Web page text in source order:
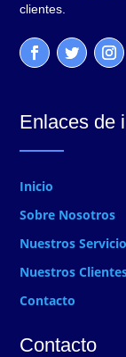
clientes.
Enlaces de
Inicio
Sobre Nosotros
Nuestros
Nuestros
Contacto
Contacto